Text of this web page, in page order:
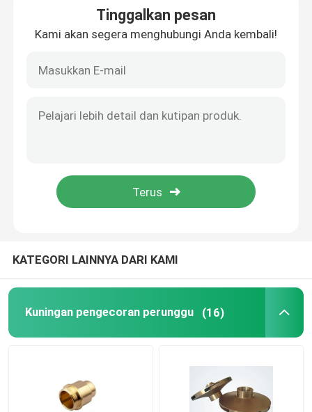
Badan Meteran Air Perunggu
Katup kuningan
Timbal Katup Gratis
Peralatan Pluming
Batang kuningan
Tinggalkan pesan
Kami akan segera menghubungi Anda kembali!
KATEGORI LAINNYA DARI KAMI
Kuningan pengecoran perunggu (16)